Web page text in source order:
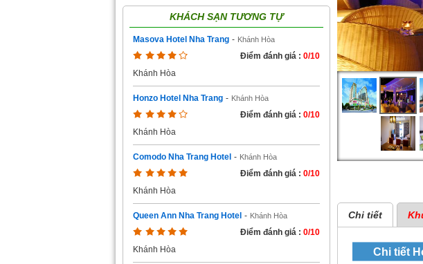
KHÁCH SẠN TƯƠNG TỰ
Masova Hotel Nha Trang - Khánh Hòa
Điểm đánh giá : 0/10
Khánh Hòa
Honzo Hotel Nha Trang - Khánh Hòa
Điểm đánh giá : 0/10
Khánh Hòa
Comodo Nha Trang Hotel - Khánh Hòa
Điểm đánh giá : 0/10
Khánh Hòa
Queen Ann Nha Trang Hotel - Khánh Hòa
Điểm đánh giá : 0/10
Khánh Hòa
Chi tiết
Chi tiết